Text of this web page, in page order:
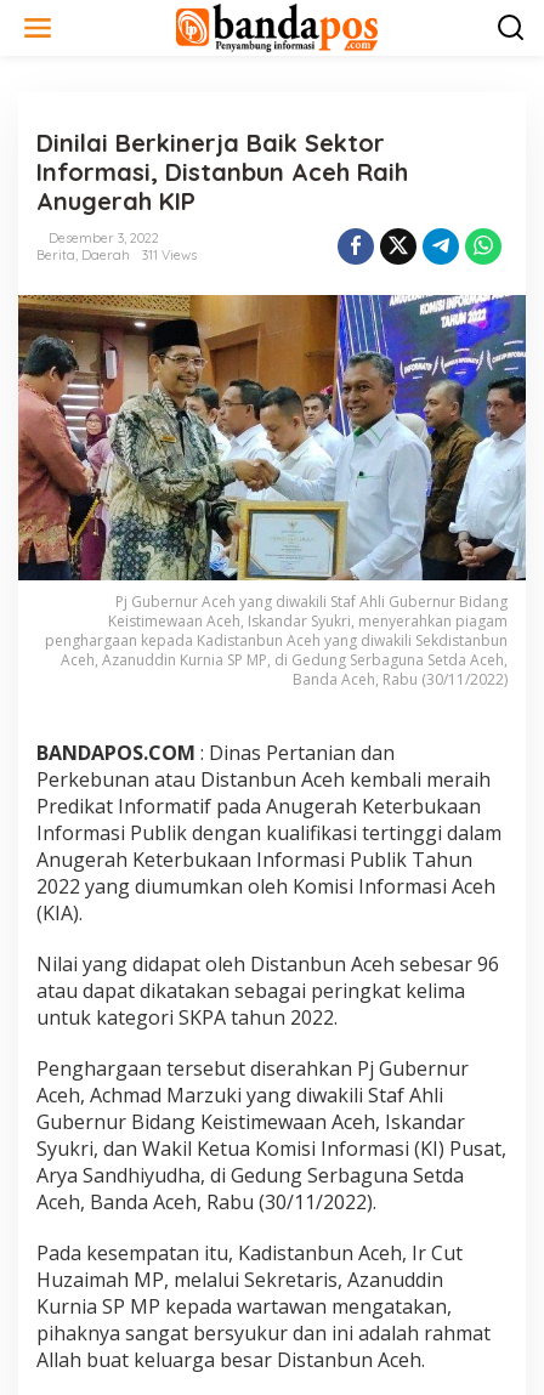
Dinilai Berkinerja Baik Sektor
Informasi, Distanbun Aceh Raih
Anugerah KIP
Desember 3, 2022
Berita, Daerah 311 Views
Pj Gubernur Aceh yang diwakili Staf Ahli Gubernur Bidang
Keistimewaan Aceh, Iskandar Syukri, menyerahkan piagam
penghargaan kepada Kadistanbun Aceh yang diwakili Sekdistanbun
Aceh, Azanuddin Kurnia SP MP, di Gedung Serbaguna Setda Aceh,
Banda Aceh, Rabu (30/11/2022)
BANDAPOS.COM : Dinas Pertanian dan
Perkebunan atau Distanbun Aceh kembali meraih
Predikat Informatif pada Anugerah Keterbukaan
Informasi Publik dengan kualifikasi tertinggi dalam
Anugerah Keterbukaan Informasi Publik Tahun
2022 yang diumumkan oleh Komisi Informasi Aceh
(KIA).
Nilai yang didapat oleh Distanbun Aceh sebesar 96
atau dapat dikatakan sebagai peringkat kelima
untuk kategori SKPA tahun 2022.
Penghargaan tersebut diserahkan Pj Gubernur
Aceh, Achmad Marzuki yang diwakili Staf Ahli
Gubernur Bidang Keistimewaan Aceh, Iskandar
Syukri, dan Wakil Ketua Komisi Informasi (KI) Pusat,
Arya Sandhiyudha, di Gedung Serbaguna Setda
Aceh, Banda Aceh, Rabu (30/11/2022).
Pada kesempatan itu, Kadistanbun Aceh, Ir Cut
Huzaimah MP, melalui Sekretaris, Azanuddin
Kurnia SP MP kepada wartawan mengatakan,
pihaknya sangat bersyukur dan ini adalah rahmat
Allah buat keluarga besar Distanbun Aceh.